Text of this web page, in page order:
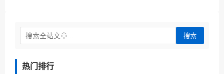
搜索
热门排行